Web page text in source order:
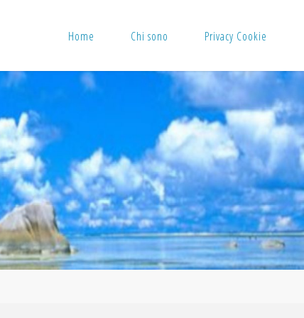
Home Chi sono Privacy Cookie